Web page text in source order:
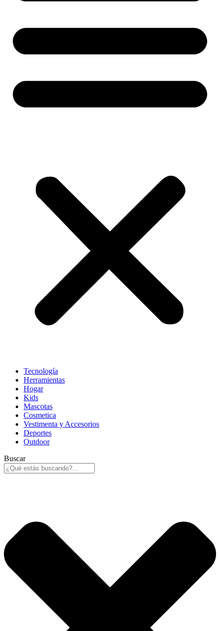
Tecnología
Herramientas
Hogar
Kids
Mascotas
Cosmetica
Vestimenta y Accesorios
Deportes
Outdoor
Buscar